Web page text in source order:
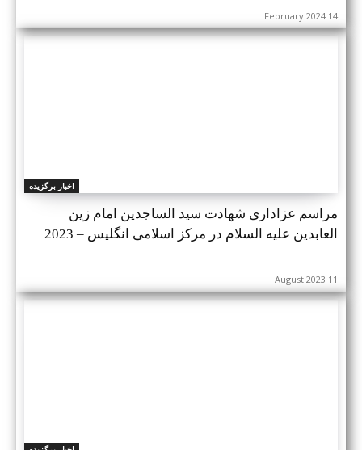
14 February 2024
اخبار برگزیده
مراسم عزاداری شهادت سید الساجدین امام زین
العابدین علیه السلام در مرکز اسلامی انگلیس – 2023
11 August 2023